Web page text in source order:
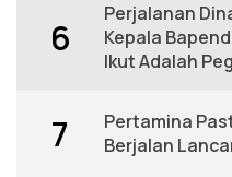
6
Perjalanan
Kepala
Ikut Adalah
7
Pertamina
Berjalan